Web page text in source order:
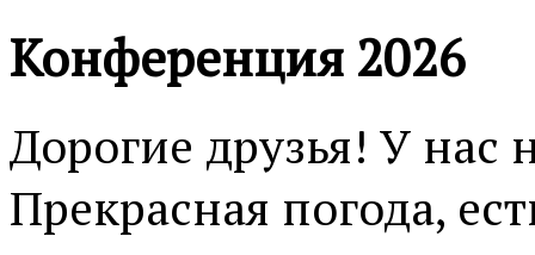
Конференция 2026
Дорогие друзья! У нас
Прекрасная погода,